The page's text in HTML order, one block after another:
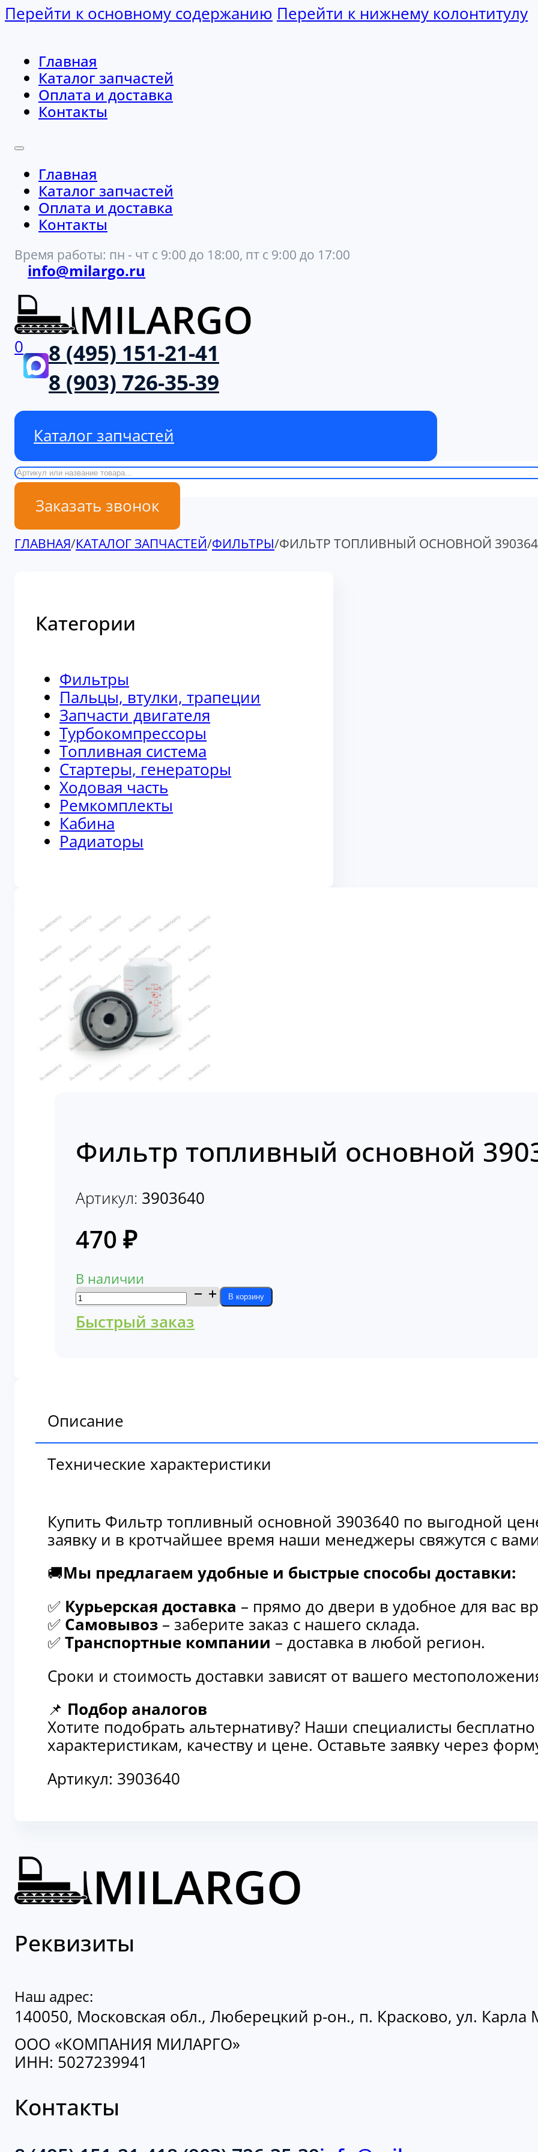
Перейти к основному содержанию Перейти к нижнему колонтитулу
Главная
Каталог запчастей
Оплата и доставка
Контакты
Главная
Каталог запчастей
Оплата и доставка
Контакты
Время работы: пн - чт с 9:00 до 18:00, пт с 9:00 до 17:00
info@milargo.ru
0
8 (495) 151-21-41
8 (903) 726-35-39
Каталог запчастей
Поиск
Заказать звонок
ГЛАВНАЯ/КАТАЛОГ ЗАПЧАСТЕЙ/ФИЛЬТРЫ/ФИЛЬТР ТОПЛИВНЫЙ ОСНОВНОЙ
Категории
Фильтры
Пальцы, втулки, трапеции
Запчасти двигателя
Турбокомпрессоры
Топливная система
Стартеры, генераторы
Ходовая часть
Ремкомплекты
Кабина
Радиаторы
Фильтр топливный основной
Артикул: 3903640
470₽
В наличии
Количество
товара
Фильтр
В корзину
Быстрый заказ
Описание
Технические характеристики
Купить Фильтр топливный основной 3903640 по выгодной
заявку и в кротчайшее время наши менеджеры свяжутся с
🚚Мы предлагаем удобные и быстрые способы доставки:
✅ Курьерская доставка – прямо до двери в удобное для вас
✅ Самовывоз – заберите заказ с нашего склада.
✅ Транспортные компании – доставка в любой регион.
Сроки и стоимость доставки зависят от вашего
📌 Подбор аналогов
Хотите подобрать альтернативу? Наши специалисты
характеристикам, качеству и цене. Оставьте заявку через
Артикул: 3903640
Реквизиты
Наш адрес:
140050, Московская обл., Люберецкий р-он., п. Красково, ул. Карла
ООО «КОМПАНИЯ МИЛАРГО»
ИНН: 5027239941
Контакты